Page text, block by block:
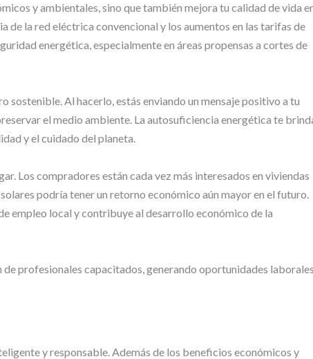
y ambientales, sino que también mejora tu calidad de vida
la red eléctrica convencional y los aumentos en las tarifas de
energética, especialmente en áreas propensas a cortes de
sostenible. Al hacerlo, estás enviando un mensaje positivo a tu
el medio ambiente. La autosuficiencia energética te
y el cuidado del planeta.
Los compradores están cada vez más interesados en viviendas
podría tener un retorno económico aún mayor en el futuro.
empleo local y contribuye al desarrollo económico de la
profesionales capacitados, generando oportunidades laborales
y responsable. Además de los beneficios económicos y